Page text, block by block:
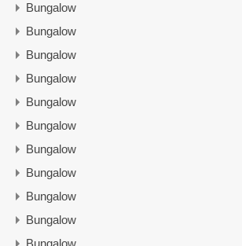
Bungalow
Bungalow
Bungalow
Bungalow
Bungalow
Bungalow
Bungalow
Bungalow
Bungalow
Bungalow
Bungalow